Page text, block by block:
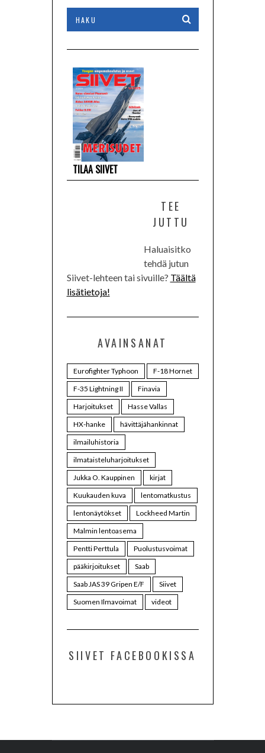
TILAA SIIVET
TEE
JUTTU
Haluaisitko
tehdä jutun
Siivet-lehteen tai sivuille? Täältä
lisätietoja!
AVAINSANAT
Eurofighter Typhoon
F-18 Hornet
F-35 Lightning II
Finavia
Harjoitukset
Hasse Vallas
HX-hanke
hävittäjähankinnat
ilmailuhistoria
ilmataisteluharjoitukset
Jukka O. Kauppinen
kirjat
Kuukauden kuva
lentomatkustus
lentonäytökset
Lockheed Martin
Malmin lentoasema
Pentti Perttula
Puolustusvoimat
pääkirjoitukset
Saab
Saab JAS 39 Gripen E/F
Siivet
Suomen Ilmavoimat
videot
SIIVET FACEBOOKISSA